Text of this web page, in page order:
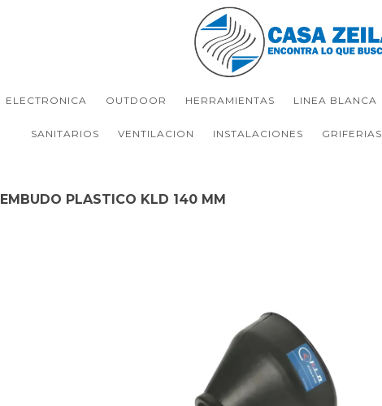
ELECTRONICA OUTDOOR HERRAMIENTAS LINEA BLANCA
SANITARIOS VENTILACION INSTALACIONES GRIFERIAS
EMBUDO PLASTICO KLD 140 MM